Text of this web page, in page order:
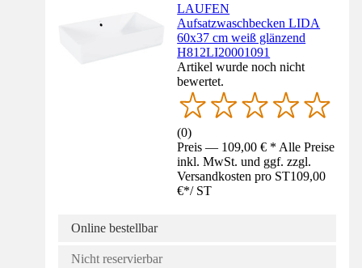
LAUFEN
Aufsatzwaschbecken LIDA
60x37 cm weiß glänzend
H812LI20001091
Artikel wurde noch nicht
bewertet.
(0)
Preis — 109,00 € * Alle Preise
inkl. MwSt. und ggf. zzgl.
Versandkosten pro ST109,00
€*/ ST
Online bestellbar
Nicht reservierbar